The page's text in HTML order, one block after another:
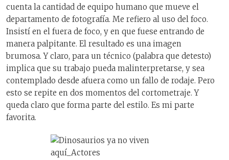
cuenta la cantidad de equipo humano que mueve el
departamento de fotografía. Me refiero al uso del foco.
Insistí en el fuera de foco, y en que fuese entrando de
manera palpitante. El resultado es una imagen
brumosa. Y claro, para un técnico (palabra que detesto)
implica que su trabajo pueda malinterpretarse, y sea
contemplado desde afuera como un fallo de rodaje. Pero
esto se repite en dos momentos del cortometraje. Y
queda claro que forma parte del estilo. Es mi parte
favorita.